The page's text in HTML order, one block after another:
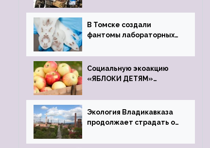
В Томске создали
фантомы лабораторных
Социальную экоакцию
«ЯБЛОКИ ДЕТЯМ»
Экология Владикавказа
продолжает страдать от
завода